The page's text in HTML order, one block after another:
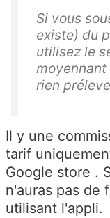
Si vous
existe) du
utilisez le
rien
Il y une
tarif
Google store .
n'auras pas de
utilisant l'appli.